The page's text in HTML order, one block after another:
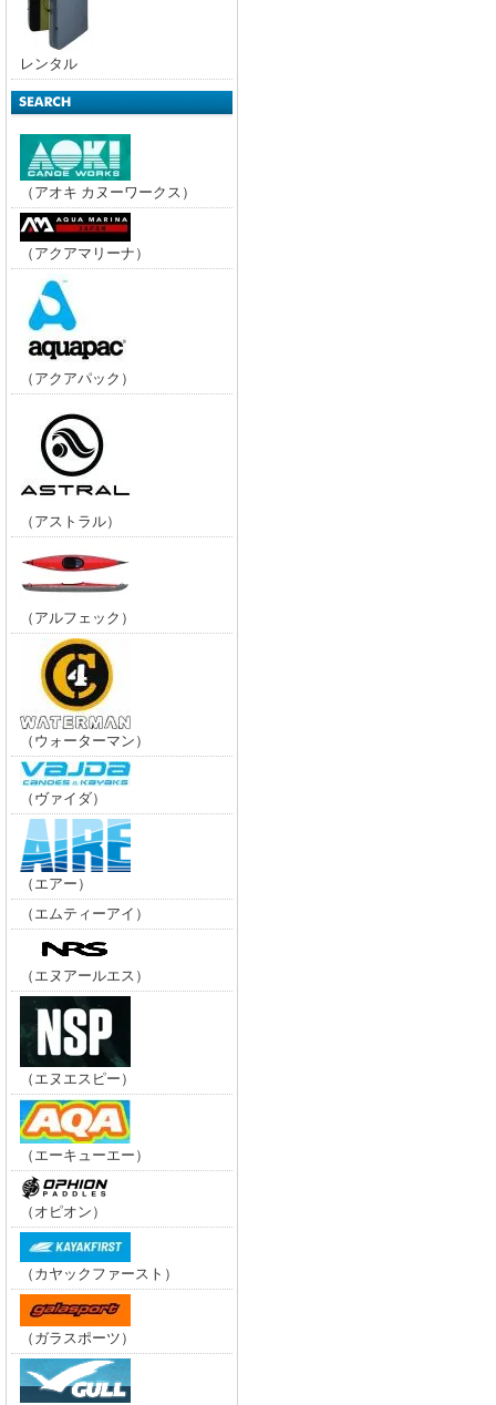
レンタル
（アオキ カヌーワークス）
（アクアマリーナ）
（アクアパック）
（アストラル）
（アルフェック）
（ウォーターマン）
（ヴァイダ）
（エアー）
（エムティーアイ）
（エヌアールエス）
（エヌエスピー）
（エーキューエー）
（オピオン）
（カヤックファースト）
（ガラスポーツ）